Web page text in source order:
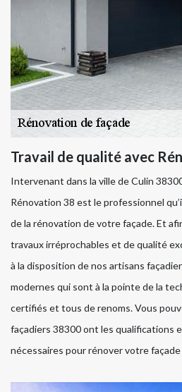
Travail de qualité avec
Intervenant dans la ville de Culin
Rénovation 38 est le professionnel
de la rénovation de votre façade. Et
travaux irréprochables et de qualité
à la disposition de nos artisans
modernes qui sont à la pointe de la
certifiés et tous de renoms. Vous
façadiers 38300 ont les qualifications
nécessaires pour rénover votre façade